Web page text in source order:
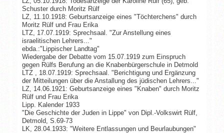
Schuster durch Moritz Rülf
LZ, 11.10.1918: Geburtsanzeige eines "Töchterchens" durch
Moritz Rülf und Frau Erika
LTZ, 17.07.1919: Sprechsaal. "Zur Anstellung eines
israelitischen Lehrers..."
ebda.:"Lippischer Landtag"
Wiedergabe der Debatte vom 15.07.1919 zum Einspruch
gegen Rülfs Berufung an die Knabenbürgerschule in Detmold
LTZ , 18.07.1919: Sprechsaal. "Berichtigung und Ergänzung
der Mitteilungen über die Anstallung des jüdischen Lehrers..."
LZ, 14.06.1921: Geburtsanzeige eines "Knaben" durch Moritz
Rülf und Frau Erika
Lipp. Kalender 1933
"Die Geschichte der Juden in Lippe" von Dipl.-Volkswirt Rülf,
Detmold, S.69-73
LK, 28.04.1933: "Weitere Entlassungen und Beurlaubungen"